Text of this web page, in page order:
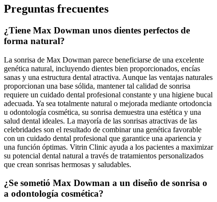
Preguntas frecuentes
¿Tiene Max Dowman unos dientes perfectos de
forma natural?
La sonrisa de Max Dowman parece beneficiarse de una excelente
genética natural, incluyendo dientes bien proporcionados, encías
sanas y una estructura dental atractiva. Aunque las ventajas naturales
proporcionan una base sólida, mantener tal calidad de sonrisa
requiere un cuidado dental profesional constante y una higiene bucal
adecuada. Ya sea totalmente natural o mejorada mediante ortodoncia
u odontología cosmética, su sonrisa demuestra una estética y una
salud dental ideales. La mayoría de las sonrisas atractivas de las
celebridades son el resultado de combinar una genética favorable
con un cuidado dental profesional que garantice una apariencia y
una función óptimas. Vitrin Clinic ayuda a los pacientes a maximizar
su potencial dental natural a través de tratamientos personalizados
que crean sonrisas hermosas y saludables.
¿Se sometió Max Dowman a un diseño de sonrisa o
a odontología cosmética?